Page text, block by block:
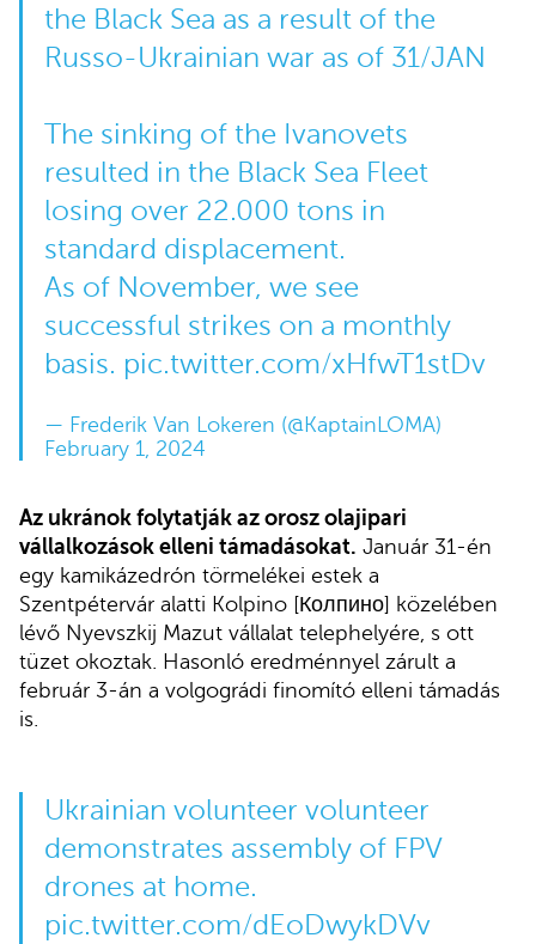
the Black Sea as a result of the
Russo-Ukrainian war as of 31/JAN
The sinking of the Ivanovets
resulted in the Black Sea Fleet
losing over 22.000 tons in
standard displacement.
As of November, we see
successful strikes on a monthly
basis. pic.twitter.com/xHfwT1stDv
— Frederik Van Lokeren (@KaptainLOMA)
February 1, 2024
Az ukránok folytatják az orosz olajipari
vállalkozások elleni támadásokat. Január 31-én
egy kamikázedrón törmelékei estek a
Szentpétervár alatti Kolpino [Колпино] közelében
lévő Nyevszkij Mazut vállalat telephelyére, s ott
tüzet okoztak. Hasonló eredménnyel zárult a
február 3-án a volgográdi finomító elleni támadás
is.
Ukrainian volunteer volunteer
demonstrates assembly of FPV
drones at home.
pic.twitter.com/dEoDwykDVv